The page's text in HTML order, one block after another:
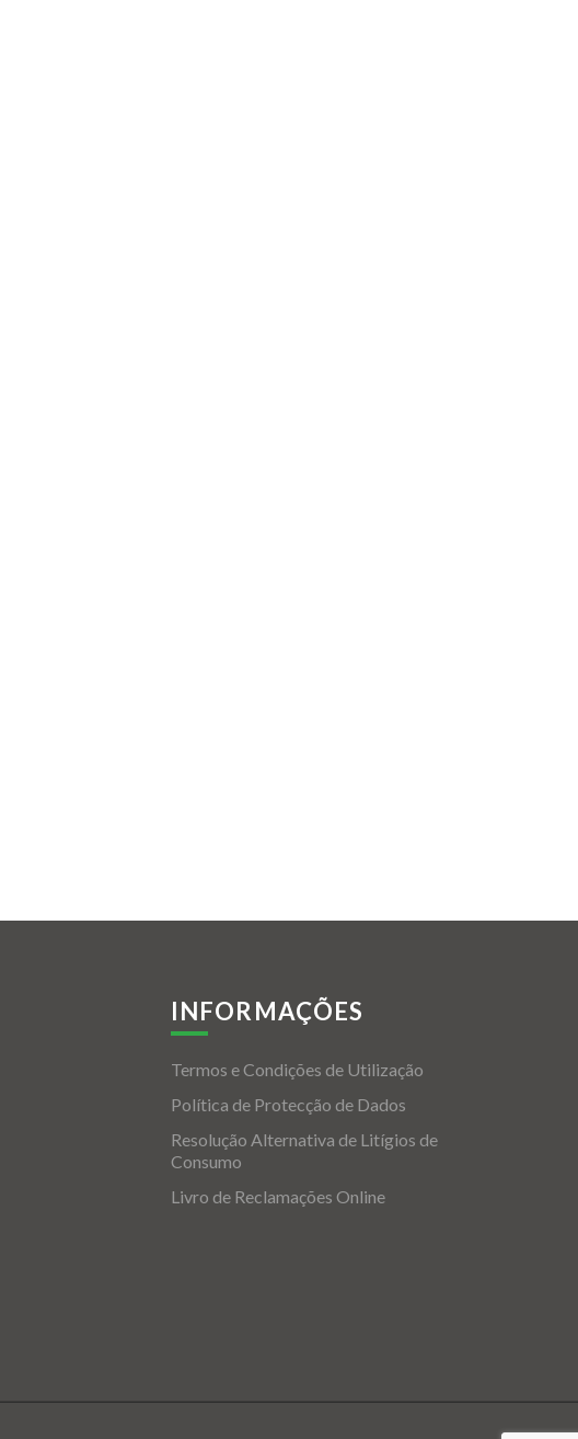
INFORMAÇÕES
Termos e Condições de Utilização
Política de Protecção de Dados
Resolução Alternativa de Litígios de
Consumo
Livro de Reclamações Online